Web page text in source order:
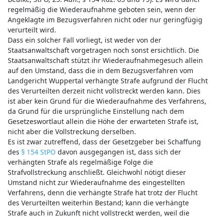
regelmäßig die Wiederaufnahme geboten sein, wenn der
Angeklagte im Bezugsverfahren nicht oder nur geringfügig
verurteilt wird.
Dass ein solcher Fall vorliegt, ist weder von der
Staatsanwaltschaft vorgetragen noch sonst ersichtlich. Die
Staatsanwaltschaft stützt ihr Wiederaufnahmegesuch allein
auf den Umstand, dass die in dem Bezugsverfahren vom
Landgericht Wuppertal verhängte Strafe aufgrund der Flucht
des Verurteilten derzeit nicht vollstreckt werden kann. Dies
ist aber kein Grund für die Wiederaufnahme des Verfahrens,
da Grund für die ursprüngliche Einstellung nach dem
Gesetzeswortlaut allein die Höhe der erwarteten Strafe ist,
nicht aber die Vollstreckung derselben.
Es ist zwar zutreffend, dass der Gesetzgeber bei Schaffung
des § 154 StPO davon ausgegangen ist, dass sich der
verhängten Strafe als regelmäßige Folge die
Strafvollstreckung anschließt. Gleichwohl nötigt dieser
Umstand nicht zur Wiederaufnahme des eingestellten
Verfahrens, denn die verhängte Strafe hat trotz der Flucht
des Verurteilten weiterhin Bestand; kann die verhängte
Strafe auch in Zukunft nicht vollstreckt werden, weil die